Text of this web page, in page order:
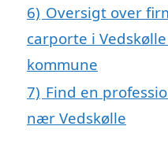
6) Oversigt over
carporte i
kommune
7) Find en
nær Vedskølle